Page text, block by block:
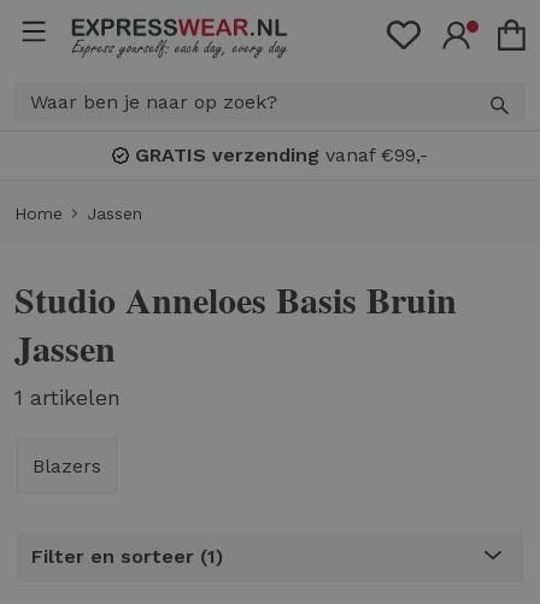
GRATIS verzending vanaf €99,-
Home Jassen
Studio Anneloes Basis Bruin
Jassen
1 artikelen
Blazers
Filter en sorteer 1